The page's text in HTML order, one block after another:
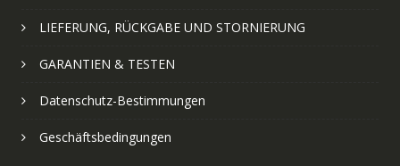
LIEFERUNG, RÜCKGABE UND STORNIERUNG
GARANTIEN & TESTEN
Datenschutz-Bestimmungen
Geschäftsbedingungen